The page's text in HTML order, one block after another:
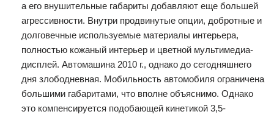
а его внушительные габариты добавляют еще большей
агрессивности. Внутри продвинутые опции, добротные и
долговечные используемые материалы интерьера,
полностью кожаный интерьер и цветной мультимедиа-
дисплей. Автомашина 2010 г., однако до сегодняшнего
дня злободневная. Мобильность автомобиля ограничена
большими габаритами, что вполне объяснимо. Однако
это компенсируется подобающей кинетикой 3,5-